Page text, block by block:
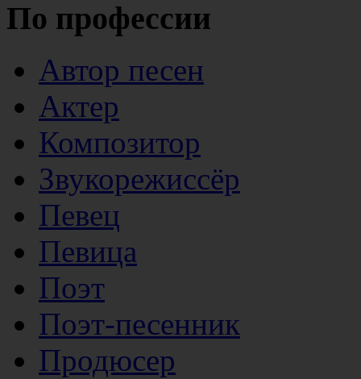
По профессии
Автор песен
Актер
Композитор
Звукорежиссёр
Певец
Певица
Поэт
Поэт-песенник
Продюсер